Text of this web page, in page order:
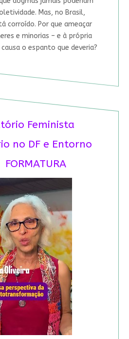
Mas, no Brasil,
corroído. Por que ameaçar
e minorias – e à própria
o espanto que deveria?
Feminista
no DF e Entorno